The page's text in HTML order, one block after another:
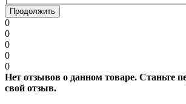
Продолжить
0
0
0
0
0
Нет отзывов о данном товаре. Станьте
свой отзыв.